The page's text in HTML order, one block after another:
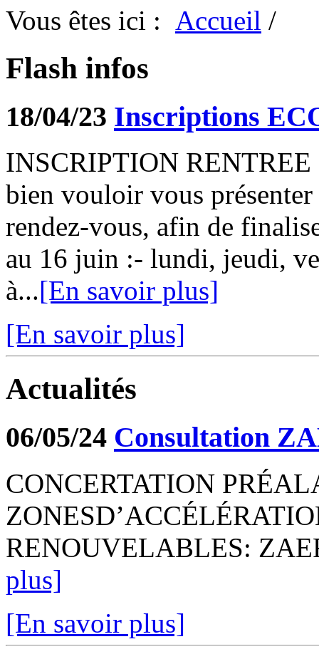
Vous êtes ici : Accueil /
Flash infos
18/04/23 Inscriptions
INSCRIPTION
bien vouloir vous
rendez-vous, afin de
au 16 juin :- lundi, jeudi,
à...[En savoir plus]
[En savoir plus]
Actualités
06/05/24 Consultation
CONCERTATION
RENOUVELABLES:
plus]
[En savoir plus]